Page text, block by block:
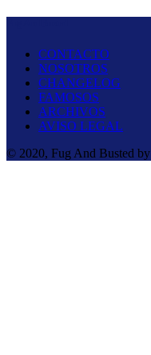
CONTACTO
NOSOTROS
CHANGELOG
FAMOSOS
ARCHIVOS
AVISO LEGAL
© 2020, Fug And Busted